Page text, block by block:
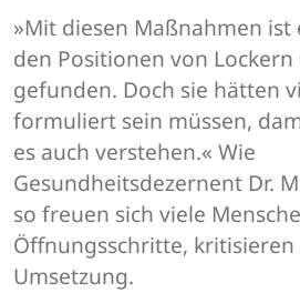
»Mit diesen Maßnahmen ist
den Positionen von Lockern
gefunden. Doch sie hätten
formuliert sein müssen,
es auch verstehen.« Wie
Gesundheitsdezernent Dr.
so freuen sich viele
Öffnungsschritte,
Umsetzung.